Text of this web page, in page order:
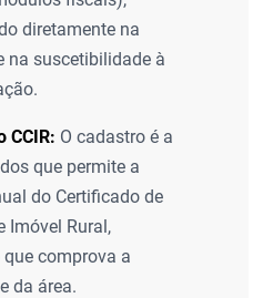
diretamente na
na suscetibilidade à
CCIR: O cadastro é a
que permite a
do Certificado de
Imóvel Rural,
comprova a
da área.